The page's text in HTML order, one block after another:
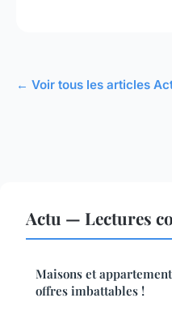
← Voir tous les articles
Actu — Lectures
Maisons et
offres imbattables !